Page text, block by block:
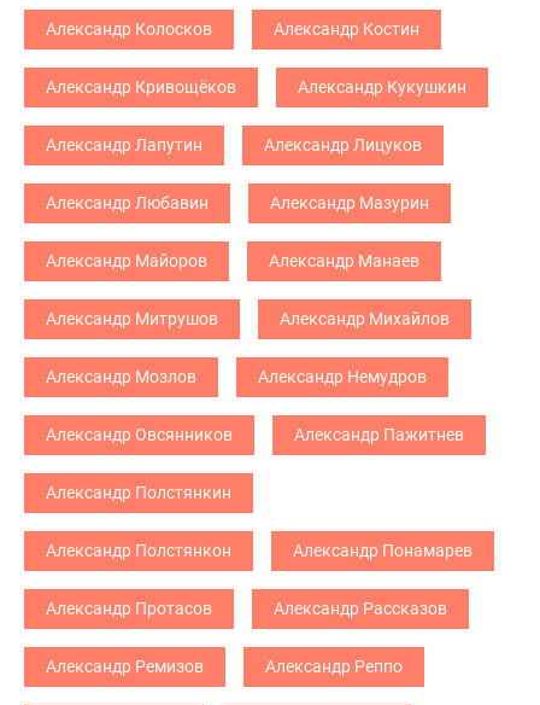
Александр Колосков Александр Костин
Александр Кривощёков Александр Кукушкин
Александр Лапутин Александр Лицуков
Александр Любавин Александр Мазурин
Александр Майоров Александр Манаев
Александр Митрушов Александр Михайлов
Александр Мозлов Александр Немудров
Александр Овсянников Александр Пажитнев
Александр Полстянкин
Александр Полстянкон Александр Понамарев
Александр Протасов Александр Рассказов
Александр Ремизов Александр Реппо